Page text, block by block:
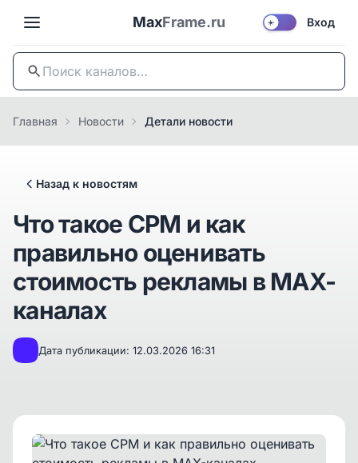
MaxFrame.ru ☀️ Вход
Главная Новости Детали новости
Назад к новостям
Что такое CPM и как
правильно оценивать
стоимость рекламы в MAX-
каналах
Дата публикации: 12.03.2026 16:31